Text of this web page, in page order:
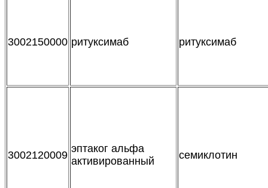
3002150000 ритуксимаб ритуксимаб
3002120009
эптаког альфа
активированный
семиклотин